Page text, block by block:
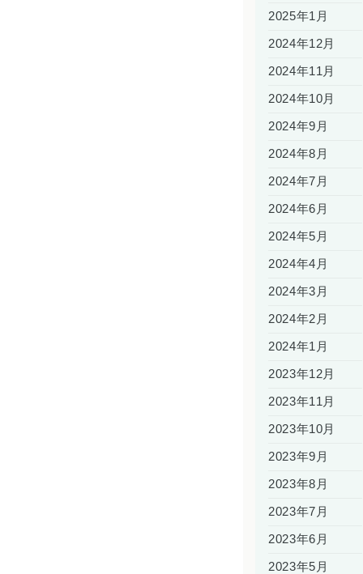
2025年1月
2024年12月
2024年11月
2024年10月
2024年9月
2024年8月
2024年7月
2024年6月
2024年5月
2024年4月
2024年3月
2024年2月
2024年1月
2023年12月
2023年11月
2023年10月
2023年9月
2023年8月
2023年7月
2023年6月
2023年5月